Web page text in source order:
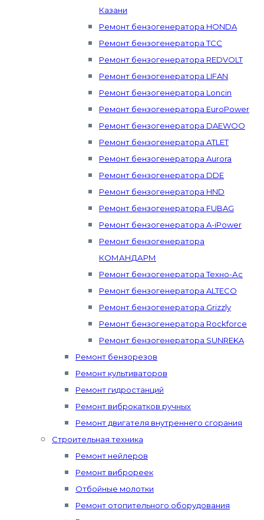
Казани
Ремонт бензогенератора HONDA
Ремонт бензогенератора ТСС
Ремонт бензогенератора REDVOLT
Ремонт бензогенератора LIFAN
Ремонт бензогенератора Loncin
Ремонт бензогенератора EuroPower
Ремонт бензогенератора DAEWOO
Ремонт бензогенератора ATLET
Ремонт бензогенератора Aurora
Ремонт бензогенератора DDE
Ремонт бензогенератора HND
Ремонт бензогенератора FUBAG
Ремонт бензогенератора A-iPower
Ремонт бензогенератора
КОМАНДАРМ
Ремонт бензогенератора Техно-Ас
Ремонт бензогенератора ALTECO
Ремонт бензогенератора Grizzly
Ремонт бензогенератора Rockforce
Ремонт бензогенератора SUNREKA
Ремонт бензорезов
Ремонт культиваторов
Ремонт гидростанций
Ремонт виброкатков ручных
Ремонт двигателя внутреннего сгорания
Строительная техника
Ремонт нейлеров
Ремонт виброреек
Отбойные молотки
Ремонт отопительного оборудования